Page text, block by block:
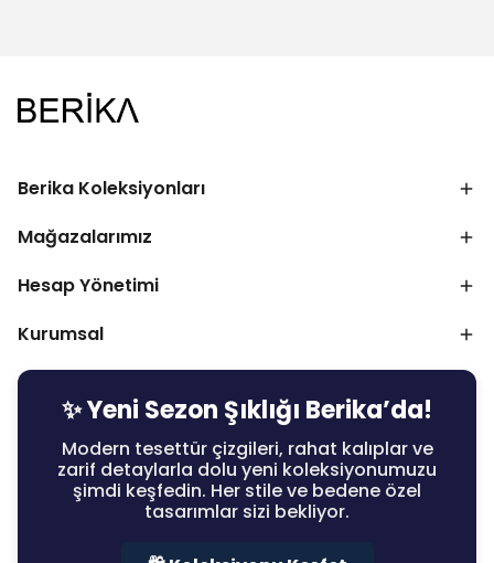
Berika Koleksiyonları
Mağazalarımız
Hesap Yönetimi
Kurumsal
✨ Yeni Sezon Şıklığı Berika’da!
Modern tesettür çizgileri, rahat kalıplar ve
zarif detaylarla dolu yeni koleksiyonumuzu
şimdi keşfedin. Her stile ve bedene özel
tasarımlar sizi bekliyor.